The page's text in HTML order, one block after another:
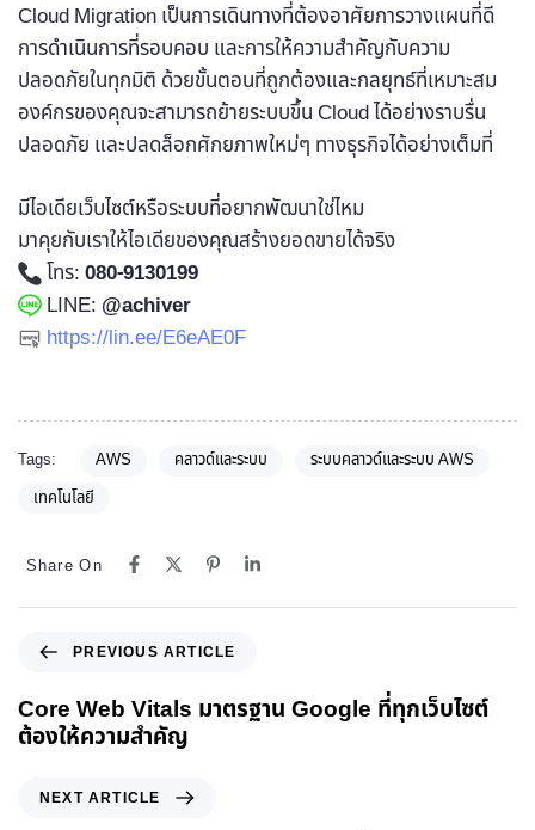
Cloud Migration เป็นการเดินทางที่ต้องอาศัยการวางแผนที่ดี
การดำเนินการที่รอบคอบ และการให้ความสำคัญกับความ
ปลอดภัยในทุกมิติ ด้วยขั้นตอนที่ถูกต้องและกลยุทธ์ที่เหมาะสม
องค์กรของคุณจะสามารถย้ายระบบขึ้น Cloud ได้อย่างราบรื่น
ปลอดภัย และปลดล็อกศักยภาพใหม่ๆ ทางธุรกิจได้อย่างเต็มที่
มีไอเดียเว็บไซต์หรือระบบที่อยากพัฒนาใช่ไหม
มาคุยกับเราให้ไอเดียของคุณสร้างยอดขายได้จริง
โทร:080-9130199
LINE: @achiver
https://lin.ee/E6eAE0F
Tags: AWS คลาวด์และระบบ
ระบบคลาวด์และระบบ AWS
เทคโนโลยี
Share On
PREVIOUS ARTICLE
Core Web Vitals มาตรฐาน Google ที่ทุกเว็บไซต์
ต้องให้ความสำคัญ
NEXT ARTICLE